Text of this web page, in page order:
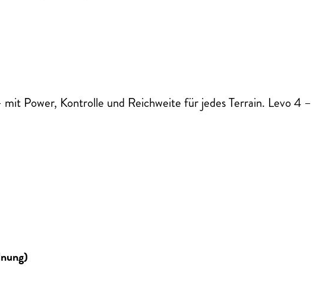
Power, Kontrolle und Reichweite für jedes Terrain. Levo 4 –